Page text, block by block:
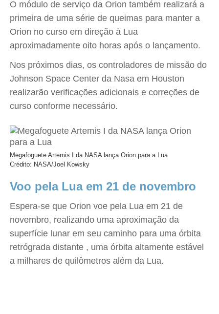
O módulo de serviço da Orion também realizará a
primeira de uma série de queimas para manter a
Orion no curso em direção à Lua
aproximadamente oito horas após o lançamento.
Nos próximos dias, os controladores de missão do
Johnson Space Center da Nasa em Houston
realizarão verificações adicionais e correções de
curso conforme necessário.
Megafoguete Artemis I da NASA lança Orion para a Lua
Crédito: NASA/Joel Kowsky
Voo pela Lua em 21 de novembro
Espera-se que Orion voe pela Lua em 21 de
novembro, realizando uma aproximação da
superfície lunar em seu caminho para uma órbita
retrógrada distante , uma órbita altamente estável
a milhares de quilômetros além da Lua.